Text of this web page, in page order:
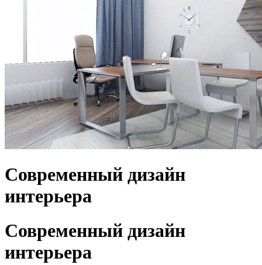
Современный дизайн
интерьера
Современный дизайн
интерьера